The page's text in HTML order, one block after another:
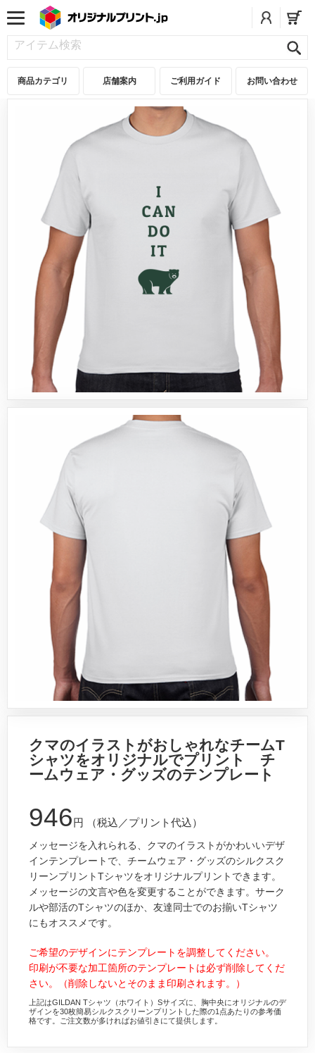
商品カテゴリ 店舗案内 ご利用ガイド お問い合わせ
クマのイラストがおしゃれなチームT
シャツをオリジナルでプリント チ
ームウェア・グッズのテンプレート
946円 （税込／プリント代込）
メッセージを入れられる、クマのイラストがかわいいデザ
インテンプレートで、チームウェア・グッズのシルクスク
リーンプリントTシャツをオリジナルプリントできます。
メッセージの文言や色を変更することができます。サーク
ルや部活のTシャツのほか、友達同士でのお揃いTシャツ
にもオススメです。
ご希望のデザインにテンプレートを調整してください。
印刷が不要な加工箇所のテンプレートは必ず削除してくだ
さい。（削除しないとそのまま印刷されます。）
上記はGILDAN Tシャツ（ホワイト）Sサイズに、胸中央にオリジナルのデ
ザインを30枚簡易シルクスクリーンプリントした際の1点あたりの参考価
格です。ご注文数が多ければお値引きにて提供します。